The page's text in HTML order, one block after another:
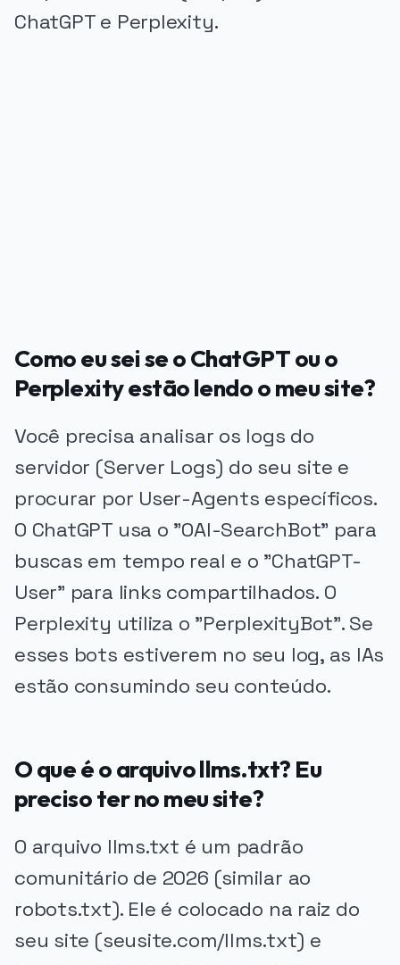
ChatGPT e Perplexity.
Como eu sei se o ChatGPT ou o
Perplexity estão lendo o meu site?
Você precisa analisar os logs do
servidor (Server Logs) do seu site e
procurar por User-Agents específicos.
O ChatGPT usa o "OAI-SearchBot" para
buscas em tempo real e o "ChatGPT-
User" para links compartilhados. O
Perplexity utiliza o "PerplexityBot". Se
esses bots estiverem no seu log, as IAs
estão consumindo seu conteúdo.
O que é o arquivo llms.txt? Eu
preciso ter no meu site?
O arquivo llms.txt é um padrão
comunitário de 2026 (similar ao
robots.txt). Ele é colocado na raiz do
seu site (seusite.com/llms.txt) e